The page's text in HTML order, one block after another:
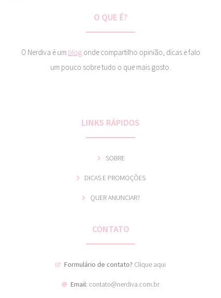
O QUE É?
O Nerdiva é um blogonde compartilho opinião, dicas e falo
um pouco sobre tudo o que mais gosto.
LINKS RÁPIDOS
SOBRE
DICAS E PROMOÇÕES
QUER ANUNCIAR?
CONTATO
Formulário de contato? Clique aqui
Email: contato@nerdiva.com.br